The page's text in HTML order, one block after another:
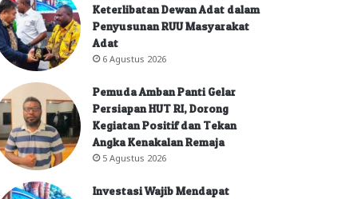
Keterlibatan Dewan Adat dalam
Penyusunan RUU Masyarakat
Adat
6 Agustus 2026
Pemuda Amban Panti Gelar
Persiapan HUT RI, Dorong
Kegiatan Positif dan Tekan
Angka Kenakalan Remaja
5 Agustus 2026
Investasi Wajib Mendapat